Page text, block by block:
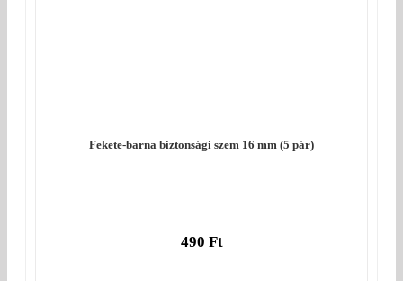
Fekete-barna biztonsági szem 16 mm (5 pár)
490 Ft